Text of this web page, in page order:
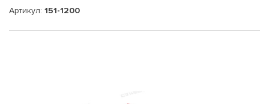
Артикул: 151-1200